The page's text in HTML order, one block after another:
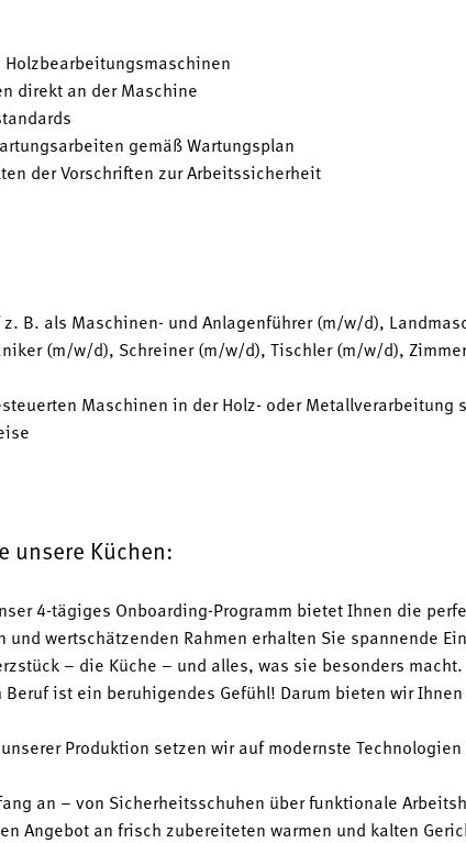
Holzbearbeitungsmaschinen
direkt an der Maschine
gemäß Wartungsplan
der Vorschriften zur Arbeitssicherheit
B. als Maschinen- und Anlagenführer (m/w/d),
(m/w/d), Schreiner (m/w/d), Tischler (m/w/d),
Maschinen in der Holz- oder Metallverarbeitung
unsere Küchen:
4-tägiges Onboarding-Programm bietet Ihnen die
wertschätzenden Rahmen erhalten Sie spannende
– die Küche – und alles, was sie besonders macht.
ist ein beruhigendes Gefühl! Darum bieten wir
Produktion setzen wir auf modernste
an – von Sicherheitsschuhen über funktionale
Angebot an frisch zubereiteten warmen und kalten